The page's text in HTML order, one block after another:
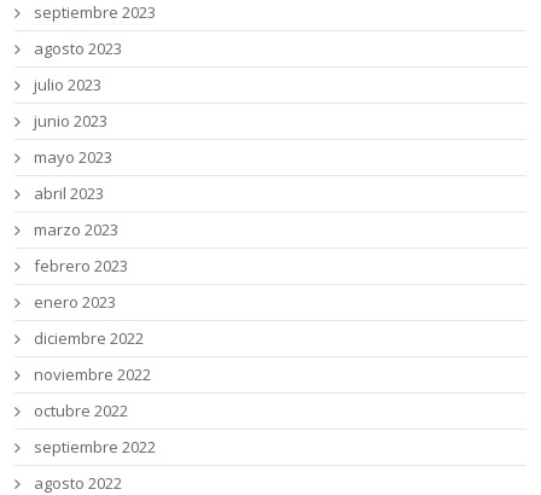
septiembre 2023
agosto 2023
julio 2023
junio 2023
mayo 2023
abril 2023
marzo 2023
febrero 2023
enero 2023
diciembre 2022
noviembre 2022
octubre 2022
septiembre 2022
agosto 2022